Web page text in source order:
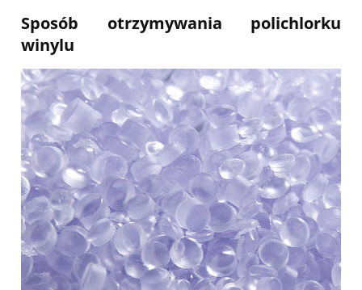
Sposób otrzymywania polichlorku
winylu